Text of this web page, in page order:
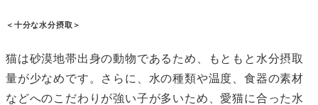
＜十分な水分摂取＞
猫は砂漠地帯出身の動物であるため、もともと水分摂取
量が少なめです。さらに、水の種類や温度、食器の素材
などへのこだわりが強い子が多いため、愛猫に合った水